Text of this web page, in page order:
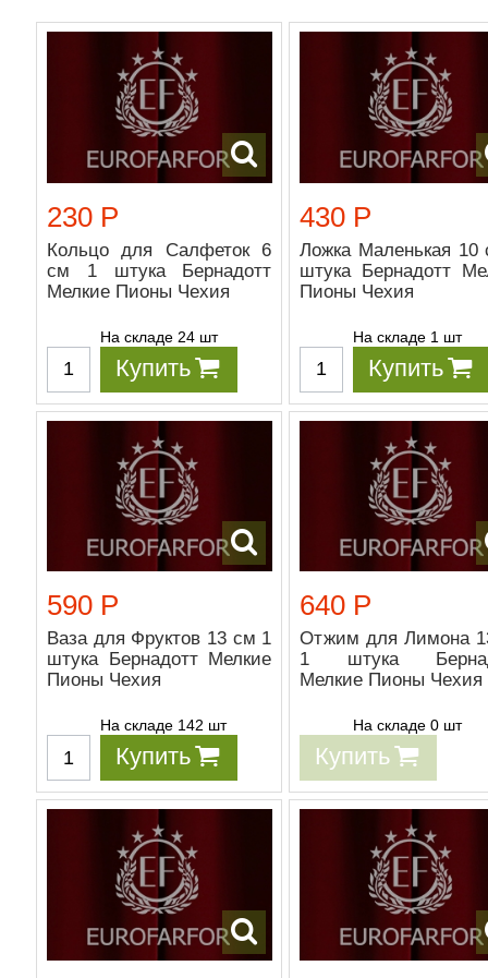
230 Р
Кольцо для Салфеток 6
см 1 штука Бернадотт
Мелкие Пионы Чехия
На складе 24 шт
Купить
430 Р
Ложка Маленькая 10
штука Бернадотт
Пионы Чехия
На складе 1 шт
Купить
590 Р
Ваза для Фруктов 13 см 1
штука Бернадотт Мелкие
Пионы Чехия
На складе 142 шт
Купить
640 Р
Отжим для Лимона
1 штука
Мелкие Пионы Чехия
На складе 0 шт
Купить